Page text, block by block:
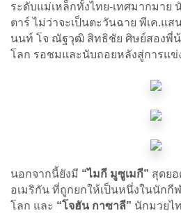
ระดับแม่เหล็กทั้งไทย-เทศมากมาย
ตาร์ ไม่ว่าจะเป็นตะวันฉาย พีเค.แส
นนท์ โจ ณัฐวุฒิ สิทธิชัย ศิษย์สองพี่
โลก รอชมและนับถอยหลังสู่การแข่
นอกจากนี้ยังมี “ไมกี มูซูเมกี” สุดย
อเมริกัน ที่ถูกยกให้เป็นหนึ่งในนักกี
โลก และ “โจฮัน กาซาลี” นักมวยไ